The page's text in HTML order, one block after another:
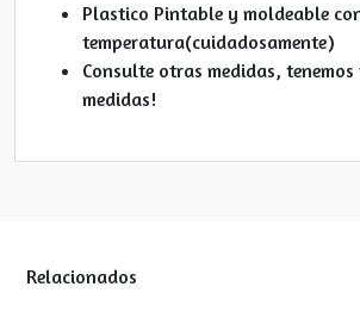
Plastico Pintable y moldeable
temperatura(cuidadosamente)
Consulte otras medidas,
medidas!
Relacionados